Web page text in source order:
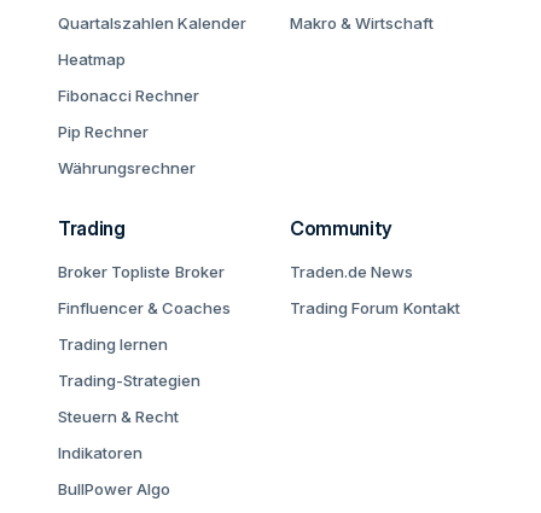
Quartalszahlen Kalender
Heatmap
Fibonacci Rechner
Pip Rechner
Währungsrechner
Makro & Wirtschaft
Trading
Broker Topliste Broker
Finfluencer & Coaches
Trading lernen
Trading-Strategien
Steuern & Recht
Indikatoren
BullPower Algo
Community
Traden.de News
Trading Forum Kontakt